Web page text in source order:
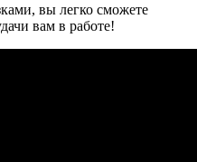
вы легко сможете
вам в работе!